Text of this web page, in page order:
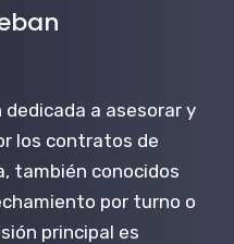
a asesorar y
los contratos de
también conocidos
por turno o
principal es